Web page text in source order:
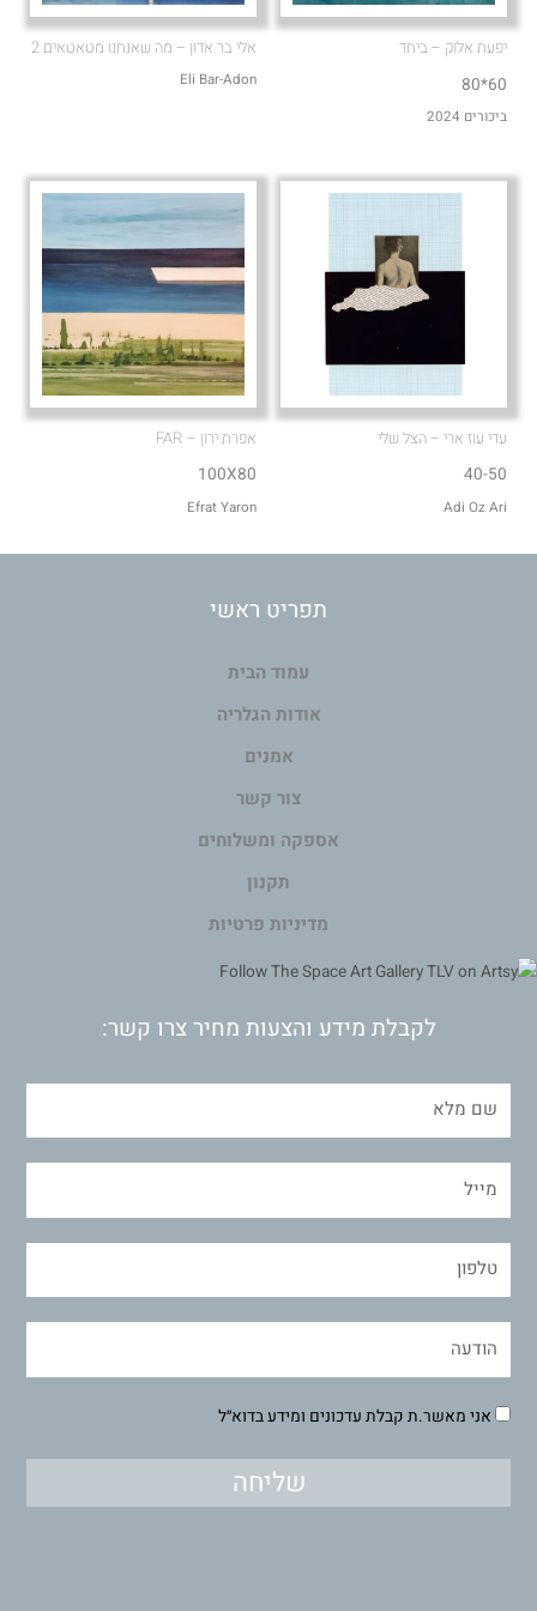
יפעת אלוק – ביחד
60*80
ביכורים 2024
אלי בר אדון – מה שאנחנו מטאטאים 2
Eli Bar-Adon
עדי עוז ארי – הצל שלי
40-50
Adi Oz Ari
אפרת ירון – FAR
100X80
Efrat Yaron
תפריט ראשי
עמוד הבית
אודות הגלריה
אמנים
צור קשר
אספקה ומשלוחים
תקנון
מדיניות פרטיות
לקבלת מידע והצעות מחיר צרו קשר:
אני מאשר.ת קבלת עדכונים ומידע בדוא״ל
שליחה